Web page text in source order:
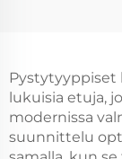
Pystytyyppiset
lukuisia etuja,
modernissa
suunnittelu